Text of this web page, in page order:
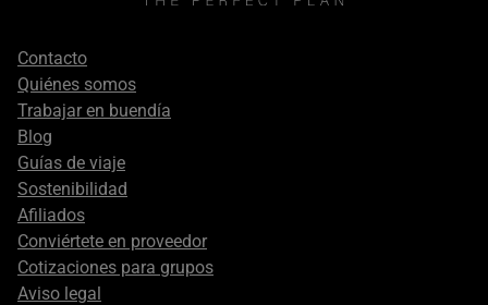
Footer
secondary
Contacto
Quiénes somos
Trabajar en buendía
Blog
Guías de viaje
Sostenibilidad
Afiliados
Conviértete en proveedor
Cotizaciones para grupos
Aviso legal